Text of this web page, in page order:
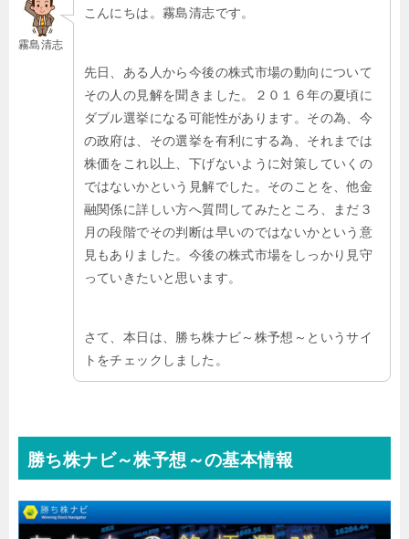
霧島清志
こんにちは。霧島清志です。
先日、ある人から今後の株式市場の動向について
その人の見解を聞きました。２０１６年の夏頃に
ダブル選挙になる可能性があります。その為、今
の政府は、その選挙を有利にする為、それまでは
株価をこれ以上、下げないように対策していくの
ではないかという見解でした。そのことを、他金
融関係に詳しい方へ質問してみたところ、まだ３
月の段階でその判断は早いのではないかという意
見もありました。今後の株式市場をしっかり見守
っていきたいと思います。
さて、本日は、勝ち株ナビ～株予想～というサイ
トをチェックしました。
勝ち株ナビ～株予想～の基本情報